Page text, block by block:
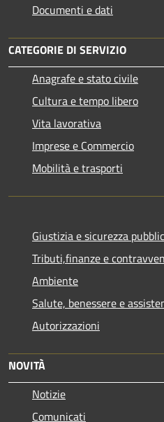
Documenti e dati
CATEGORIE DI SERVIZIO
Anagrafe e stato civile
Cultura e tempo libero
Vita lavorativa
Imprese e Commercio
Mobilità e trasporti
Giustizia e sicurezza
Tributi,finanze e
Ambiente
Salute, benessere e
Autorizzazioni
NOVITÀ
Notizie
Comunicati